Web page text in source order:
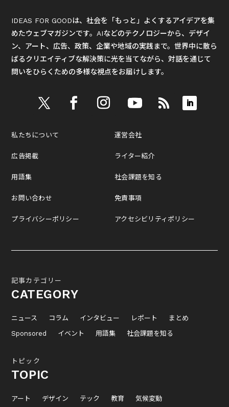
IDEAS FOR GOODは、社会を「もっと」よくするアイデアを集
めたウェブマガジンです。AIなどのテクノロジーから、デザイ
ン、アート、広告、政策、企業や地域の実践まで。世界中に散ら
ばるクリエイティブな解決策に光を当てながら、対話を通じて
問いをひらくための多様な視点をお届けします。
私たちについて
広告掲載
用語集
お問い合わせ
プライバシーポリシー
運営会社
ライター紹介
社会課題を知る
免責事項
アクセシビリティポリシー
記事カテゴリー
CATEGORY
ニュース コラム インタビュー レポート
まとめ
Sponsored
イベント 用語集 社会課題を知る
トピック
TOPIC
アート デザイン テック 教育 気候変動